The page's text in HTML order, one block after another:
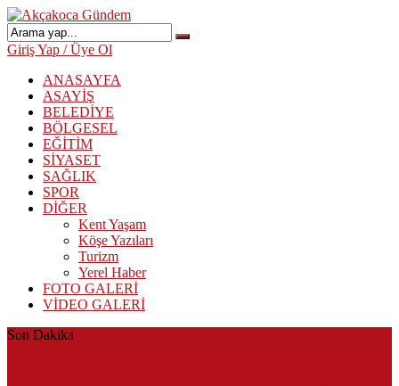
Giriş Yap / Üye Ol
ANASAYFA
ASAYİŞ
BELEDİYE
BÖLGESEL
EĞİTİM
SİYASET
SAĞLIK
SPOR
DİĞER
Kent Yaşam
Köşe Yazıları
Turizm
Yerel Haber
FOTO GALERİ
VİDEO GALERİ
Son Dakika